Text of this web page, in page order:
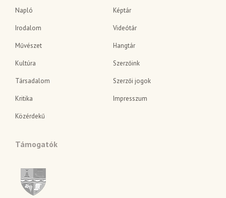
Napló
Irodalom
Művészet
Kultúra
Társadalom
Kritika
Közérdekű
Képtár
Videótár
Hangtár
Szerzőink
Szerzői jogok
Impresszum
Támogatók